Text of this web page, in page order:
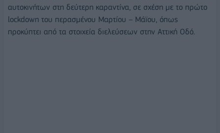
αυτοκινήτων στη δεύτερη καραντίνα, σε σχέση με το πρώτο
lockdown του περασμένου Μαρτίου – Μάϊου, όπως
προκύπτει από τα στοιχεία διελεύσεων στην Αττική Οδό.